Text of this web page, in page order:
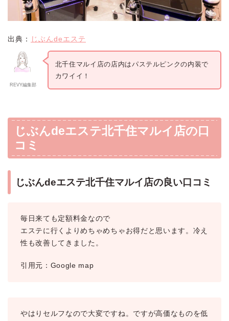
出典： じぶんdeエステ
REVY編集部
北千住マルイ店の店内はパステルピンクの内装で
カワイイ！
じぶんdeエステ北千住マルイ店の口
コミ
じぶんdeエステ北千住マルイ店の良い口コミ
毎日来ても定額料金なので
エステに行くよりめちゃめちゃお得だと思います。冷え
性も改善してきました。
引用元：Google map
やはりセルフなので大変ですね。ですが高価なものを低